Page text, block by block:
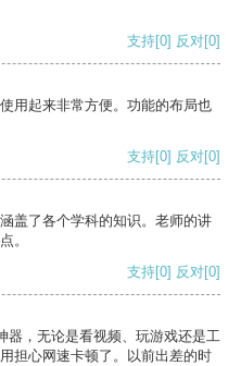
支持[0] 反对[0]
用起来非常方便。功能的布局也
支持[0] 反对[0]
盖了各个学科的知识。老师的讲
。
支持[0] 反对[0]
器，无论是看视频、玩游戏还是工
担心网速卡顿了。以前出差的时